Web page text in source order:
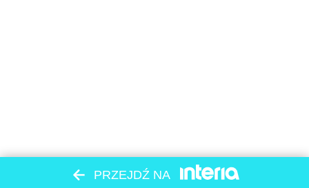
PRZEJDŹ NA